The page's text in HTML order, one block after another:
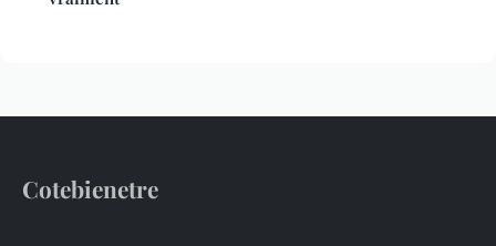
Cotebienetre